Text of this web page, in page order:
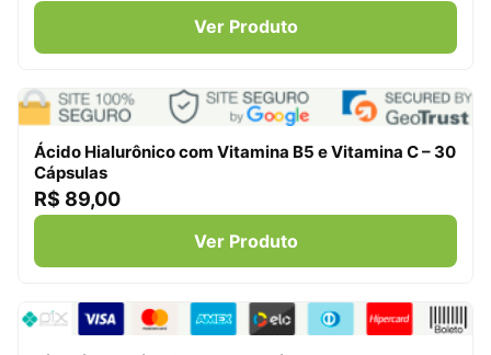
Ver Produto
Ácido Hialurônico com Vitamina B5 e Vitamina C – 30
Cápsulas
R$ 89,00
Ver Produto